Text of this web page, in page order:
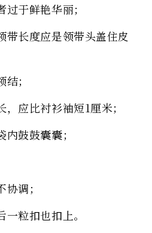
于鲜艳华丽；
带长度应是领带头盖住皮
；
应比衬衫袖短1厘米；
鼓鼓囊囊；
调；
粒扣也扣上。